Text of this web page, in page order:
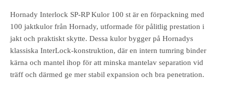
Hornady Interlock SP-RP Kulor 100 st är en förpackning med
100 jaktkulor från Hornady, utformade för pålitlig prestation i
jakt och praktiskt skytte. Dessa kulor bygger på Hornadys
klassiska InterLock-konstruktion, där en intern tumring binder
kärna och mantel ihop för att minska mantelav separation vid
träff och därmed ge mer stabil expansion och bra penetration.